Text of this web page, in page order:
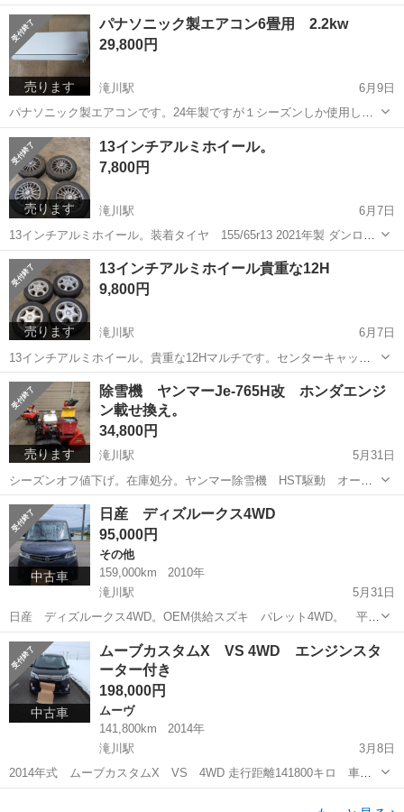
の事や、除雪機の事なども色々とお手伝いします。お気軽にご連絡く
ださい。
北海道 滝川市 滝川駅 手伝いたい/助けたい
売ります
パナソニック製エアコン6畳用 2.2kw
29,800円
滝川駅
6月9日
パナソニック製エアコンです。24年製ですが１シーズンしか使用して
ないです。3m配管付き。取り付け場所に寄りますが取り付けも可能で
す。取り付け工賃別。配達も可能ですが、配達料金要相談。
北海道 滝川市 滝川駅 季節、空調家電
売ります
13インチアルミホイール。
7,800円
滝川駅
6月7日
13インチアルミホイール。装着タイヤ 155/65r13 2021年製 ダンロッ
プwm02 1本タイヤコブ有ります。あくまでも中古に付きノークレーム
ノーリターンです。場所に寄りますが配達可能です。配達料金要相
談。多少なり値...
北海道 滝川市 滝川駅 タイヤ、ホイール 13インチ
売ります
13インチアルミホイール貴重な12H
9,800円
滝川駅
6月7日
13インチアルミホイール。貴重な12Hマルチです。センターキャップ1
枚割れ。装着タイヤ155/65r13 2023年製 オートバックスオリジナルス
タッドレスタイヤN5 。あくまでも中古に付きノークレームノーリター
ンです。場所...
北海道 滝川市 滝川駅 13インチ
売ります
除雪機 ヤンマーJe-765H改 ホンダエンジ
ン載せ換え。
34,800円
滝川駅
5月31日
シーズンオフ値下げ。在庫処分。ヤンマー除雪機 HST駆動 オーガ
レバー式 シューター左右のみ電動式 オーガ上下は手動。 前のオー
ナー様がエンジンをダメにしたので、ホンダHS80のセル付きエンジン
に載せ換えしてました。バッテリ...
北海道 滝川市 滝川駅 その他
中古車
日産 ディズルークス4WD
95,000円
その他
159,000km
2010年
滝川駅
5月31日
日産 ディズルークス4WD。OEM供給スズキ パレット4WD。 平成
22車 走行距離 159000キロ 車検令和9年1月29日まで。走行等は問
題ないです。経年劣化使用によりサビとかは有ります。マフラーパテ
補修跡有り。車検切れ...
北海道 滝川市 滝川駅 その他
中古車
ムーブカスタムX VS 4WD エンジンスタ
ーター付き
198,000円
ムーヴ
141,800km
2014年
滝川駅
3月8日
2014年式 ムーブカスタムX VS 4WD 走行距離141800キロ 車検
2026年3月17日。人気が高くカッコいいモデル。もちろんスマートキ
ー、エンジンスターター付き。純正革巻きハンドル。フルオートエア